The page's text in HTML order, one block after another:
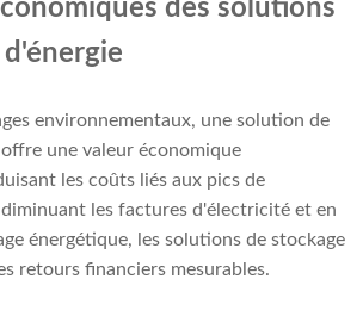
des solutions
environnementaux, une solution de
une valeur économique
les coûts liés aux pics de
les factures d'électricité et en
énergétique, les solutions de stockage
retours financiers mesurables.